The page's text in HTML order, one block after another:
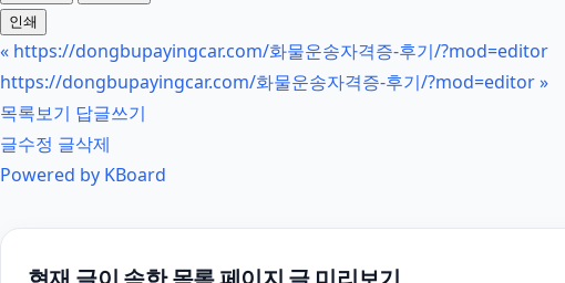
인쇄
« https://dongbupayingcar.com/화물운송자격증-후기/?mod=editor
https://dongbupayingcar.com/화물운송자격증-후기/?mod=editor»
목록보기 답글쓰기
글수정 글삭제
Powered by KBoard